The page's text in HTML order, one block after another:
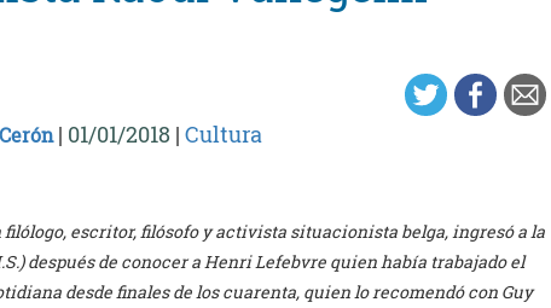
| 01/01/2018 | Cultura
filólogo, escritor, filósofo y activista situacionista belga, ingresó a la
después de conocer a Henri Lefebvre quien había trabajado el
desde finales de los cuarenta, quien lo recomendó con Guy